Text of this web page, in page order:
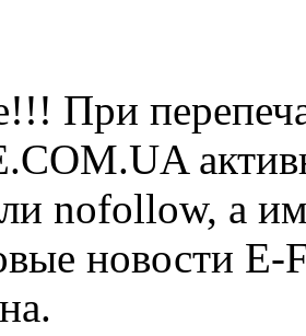
При
nofollow, а
новости